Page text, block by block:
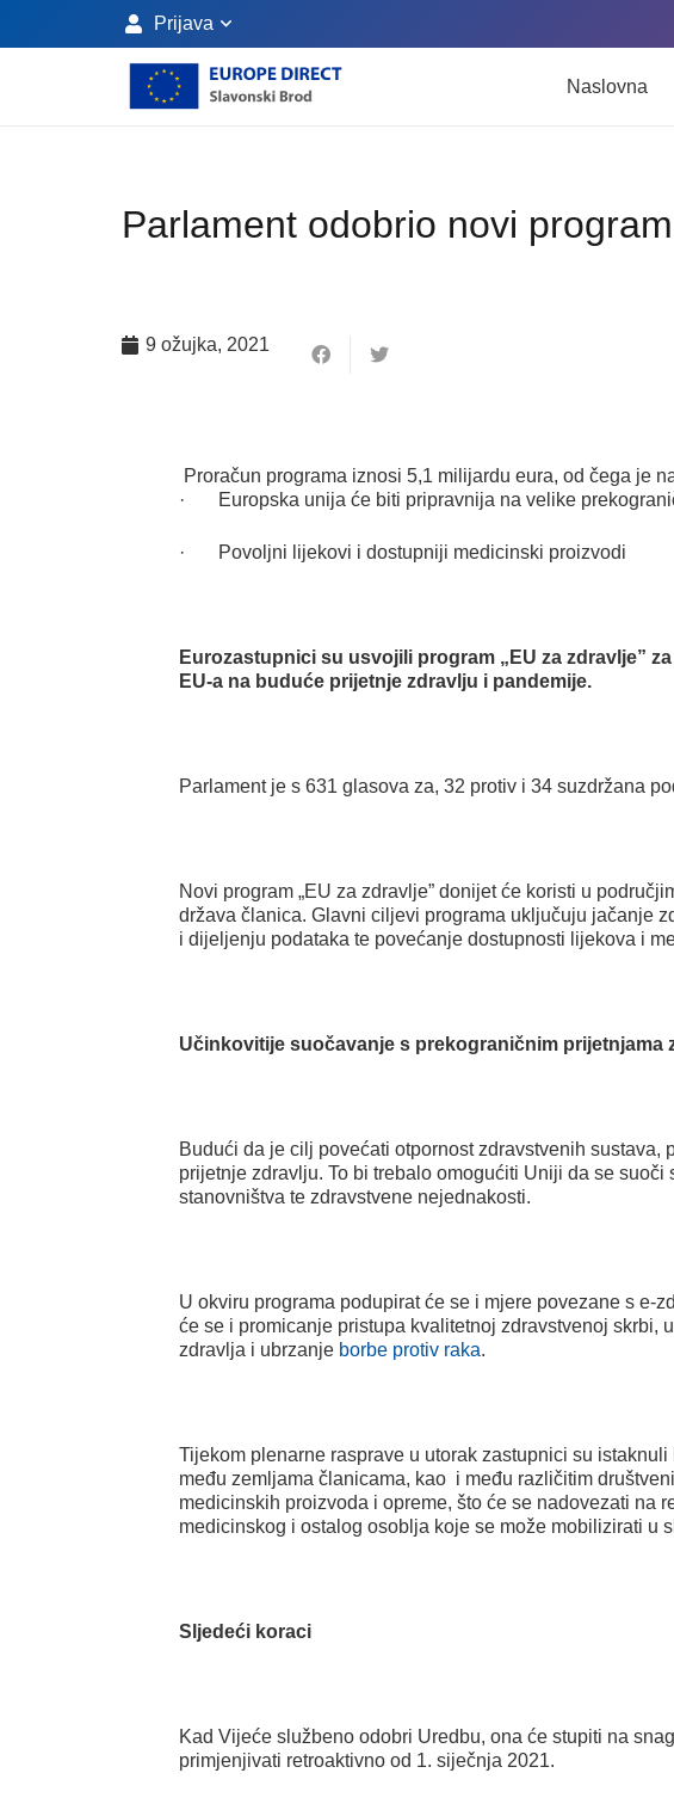
Prijava
Naslovna
Parlament odobrio novi
9 ožujka, 2021
Proračun programa iznosi 5,1 milijardu eura, od čega je
· Europska unija će biti pripravnija na velike
· Povoljni lijekovi i dostupniji medicinski proizvodi
Eurozastupnici su usvojili program „EU za zdravlje”
EU-a na buduće prijetnje zdravlju i pandemije.
Parlament je s 631 glasova za, 32 protiv i 34 suzdržana
Novi program „EU za zdravlje” donijet će koristi u
država članica. Glavni ciljevi programa uključuju jačanje
i dijeljenju podataka te povećanje dostupnosti lijekova i
Učinkovitije suočavanje s prekograničnim prijetnjama
Budući da je cilj povećati otpornost zdravstvenih sustava,
prijetnje zdravlju. To bi trebalo omogućiti Uniji da se
stanovništva te zdravstvene nejednakosti.
U okviru programa podupirat će se i mjere povezane s e-
će se i promicanje pristupa kvalitetnoj zdravstvenoj
zdravlja i ubrzanje borbe protiv raka.
Tijekom plenarne rasprave u utorak zastupnici su
među zemljama članicama, kao i među različitim
medicinskih proizvoda i opreme, što će se nadovezati na
medicinskog i ostalog osoblja koje se može mobilizirati u
Sljedeći koraci
Kad Vijeće službeno odobri Uredbu, ona će stupiti na
primjenjivati retroaktivno od 1. siječnja 2021.